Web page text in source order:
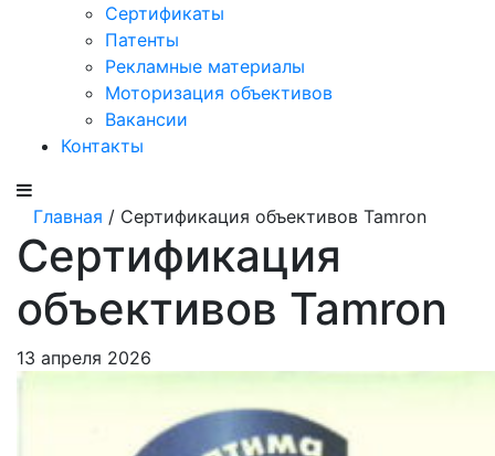
Сертификаты
Патенты
Рекламные материалы
Моторизация объективов
Вакансии
Контакты
Главная / Сертификация объективов Tamron
Сертификация
объективов Tamron
13 апреля 2026